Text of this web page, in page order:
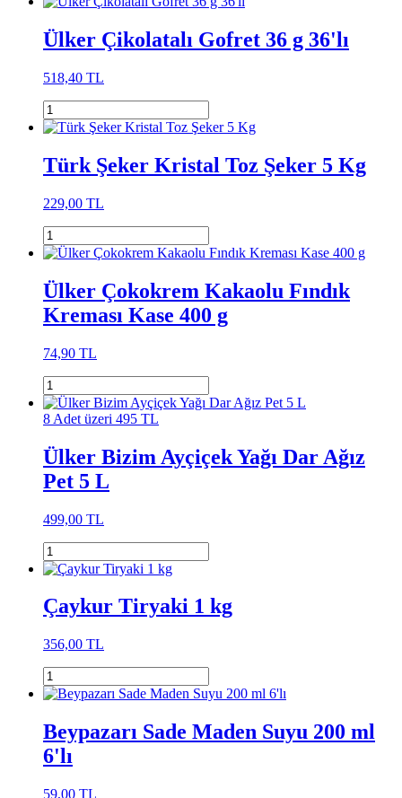
Ülker Çikolatalı Gofret 36 g 36'lı
518,40 TL
Türk Şeker Kristal Toz Şeker 5 Kg
229,00 TL
Ülker Çokokrem Kakaolu Fındık
Kreması Kase 400 g
74,90 TL
8 Adet üzeri 495 TL
Ülker Bizim Ayçiçek Yağı Dar Ağız
Pet 5 L
499,00 TL
Çaykur Tiryaki 1 kg
356,00 TL
Beypazarı Sade Maden Suyu 200 ml
6'lı
59,00 TL